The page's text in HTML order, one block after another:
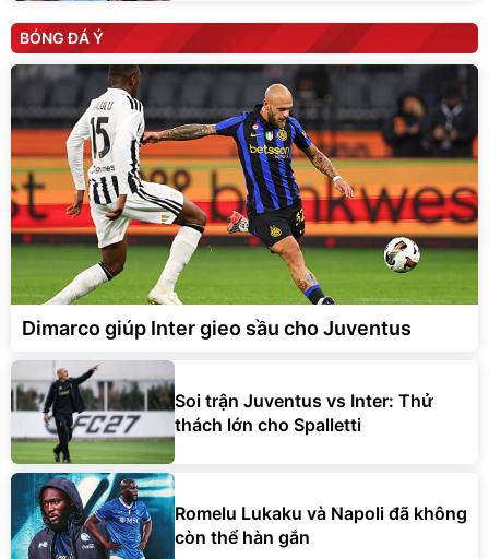
BÓNG ĐÁ Ý
Dimarco giúp Inter gieo sầu cho Juventus
Soi trận Juventus vs Inter: Thử
thách lớn cho Spalletti
Romelu Lukaku và Napoli đã không
còn thể hàn gắn